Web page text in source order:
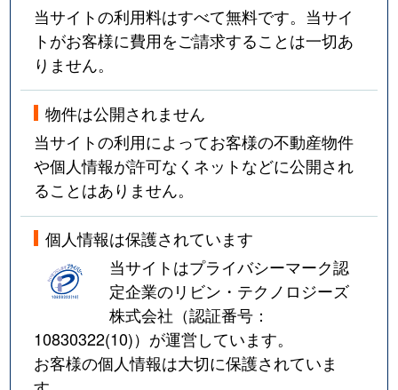
当サイトの利用料はすべて無料です。当サイ
トがお客様に費用をご請求することは一切あ
りません。
物件は公開されません
当サイトの利用によってお客様の不動産物件
や個人情報が許可なくネットなどに公開され
ることはありません。
個人情報は保護されています
当サイトはプライバシーマーク認
定企業のリビン・テクノロジーズ
株式会社（認証番号：
10830322(10)）が運営しています。
お客様の個人情報は大切に保護されていま